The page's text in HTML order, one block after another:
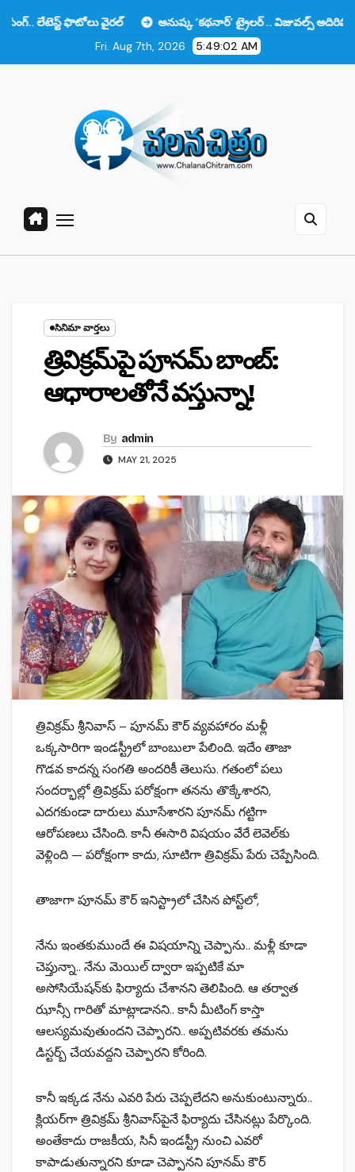
వైరల్
అనుష్క ‘కథనార్’ ట్రైలర్ .. విజువల్స్ అదిరిపోయాయి కానీ ఆ
Fri. Aug 7th, 2026
5:49:03 AM
సినిమా వార్తలు
త్రివిక్రమ్‌పై పూనమ్ బాంబ్:
ఆధారాలతోనే వస్తున్నా!
By admin
MAY 21, 2025
త్రివిక్రమ్ శ్రీనివాస్ – పూనమ్ కౌర్ వ్యవహారం మళ్లీ
ఒక్కసారిగా ఇండస్ట్రీలో బాంబులా పేలింది. ఇదేం తాజా
గొడవ కాదన్న సంగతి అందరికీ తెలుసు. గతంలో పలు
సందర్భాల్లో త్రివిక్రమ్ పరోక్షంగా తనను తొక్కేశారని,
ఎదగకుండా దారులు మూసేశారని పూనమ్ గట్టిగా
ఆరోపణలు చేసింది. కానీ ఈసారి విషయం వేరే లెవెల్‌కు
వెళ్లింది — పరోక్షంగా కాదు, సూటిగా త్రివిక్రమ్ పేరు చెప్పేసింది.
తాజాగా పూనమ్ కౌర్ ఇనిస్ట్రాలో చేసిన పోస్ట్‌లో,
నేను ఇంతకుముందే ఈ విషయాన్ని చెప్పాను.. మళ్లీ కూడా
చెప్తున్నా.. నేను మెయిల్‌ ద్వారా ఇప్పటికే మా
అసోసియేషన్‌కు ఫిర్యాదు చేశానని తెలిపింది. ఆ తర్వాత
ఝాన్సీ గారితో మాట్లాడానని.. కానీ మీటింగ్‌ కాస్తా
ఆలస్యమవుతుందని చెప్పారని.. అప్పటివరకు తమను
డిస్టర్బ్‌ చేయవద్దని చెప్పారని కోరింది.
కానీ ఇక్కడ నేను ఎవరి పేరు చెప్పలేదని అనుకుంటున్నారు..
క్లియర్‌గా త్రివిక్రమ్ శ్రీనివాస్‌పైనే ఫిర్యాదు చేసినట్లు పేర్కొంది.
అంతేకాదు రాజకీయ, సినీ ఇండస్ట్రీ నుంచి ఎవరో
కాపాడుతున్నారని కూడా చెప్పానని పూనమ్ కౌర్